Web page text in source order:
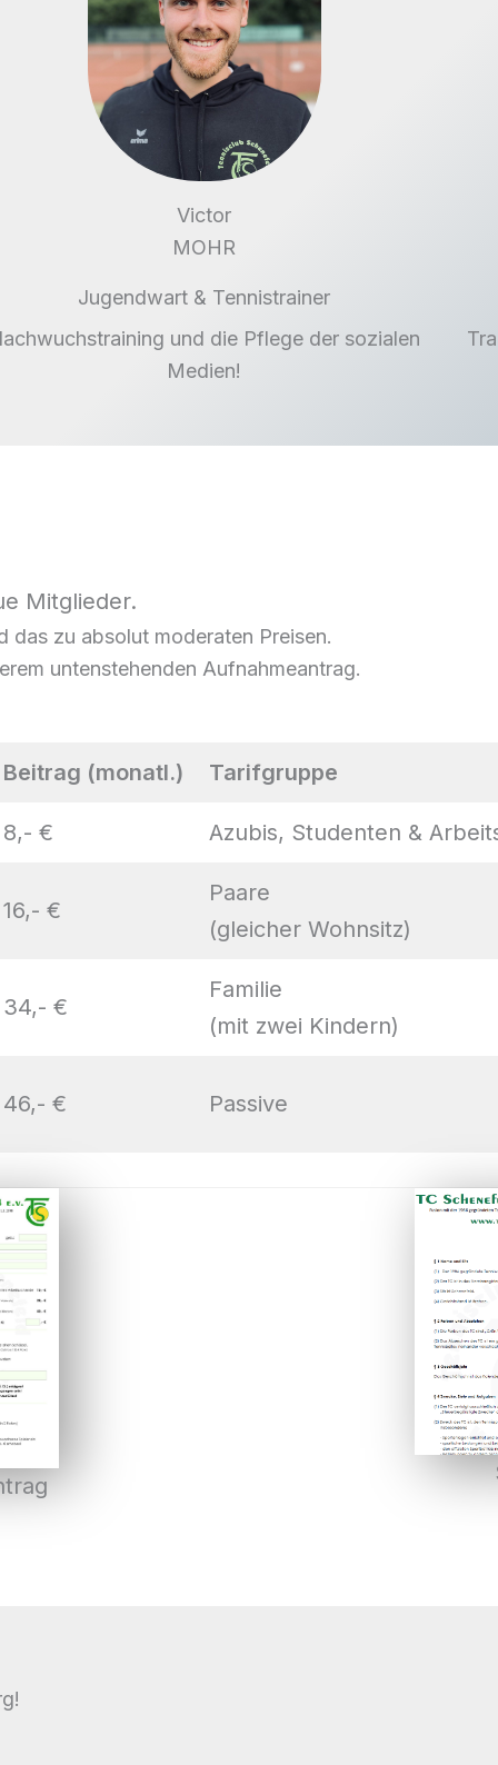
Victor
MOHR
Jugendwart & Tennistrainer
und die Pflege der sozialen
Medien!
Mitglieder.
das zu absolut moderaten Preisen.
untenstehenden Aufnahmeantrag.
Beitrag (monatl.) Tarifgruppe
8,- € Azubis, Studenten &
16,- €
Paare
(gleicher Wohnsitz)
34,- €
Familie
(mit zwei Kindern)
46,- € Passive